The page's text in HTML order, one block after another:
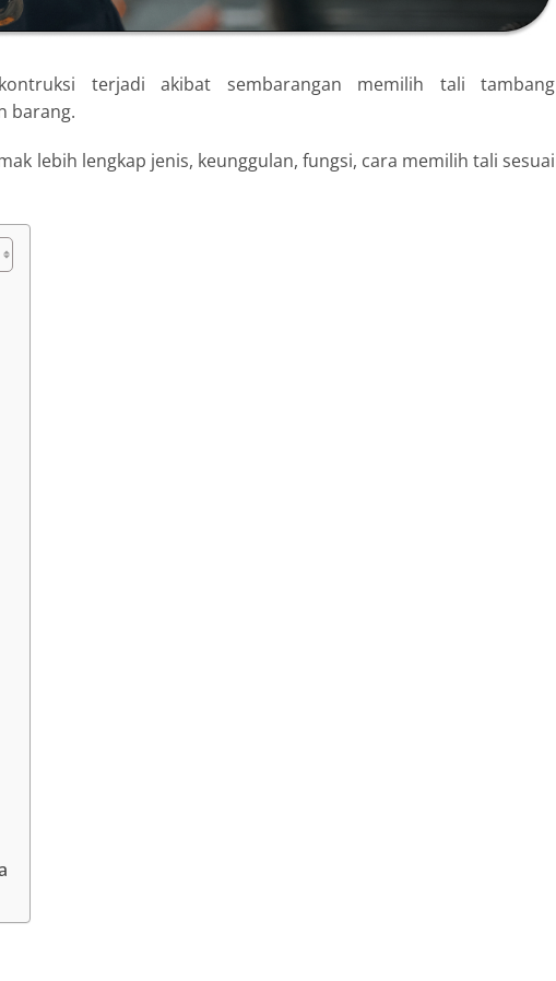
terjadi akibat sembarangan memilih tali tambang
barang.
lebih lengkap jenis, keunggulan, fungsi, cara memilih tali sesuai